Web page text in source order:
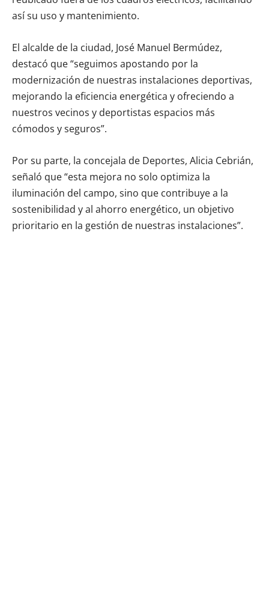
así su uso y mantenimiento.
El alcalde de la ciudad, José Manuel Bermúdez,
destacó que “seguimos apostando por la
modernización de nuestras instalaciones deportivas,
mejorando la eficiencia energética y ofreciendo a
nuestros vecinos y deportistas espacios más
cómodos y seguros”.
Por su parte, la concejala de Deportes, Alicia Cebrián,
señaló que “esta mejora no solo optimiza la
iluminación del campo, sino que contribuye a la
sostenibilidad y al ahorro energético, un objetivo
prioritario en la gestión de nuestras instalaciones”.